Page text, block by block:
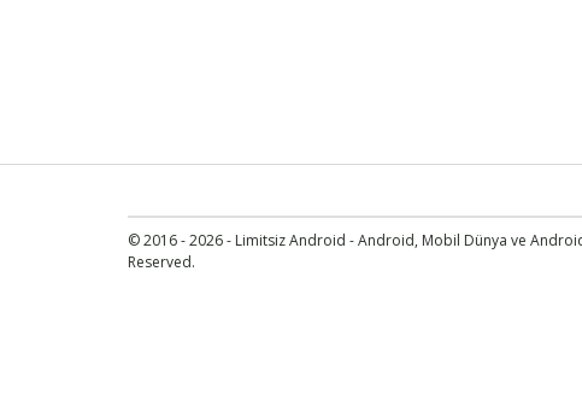
© 2016 - 2026 - Limitsiz Android - Android, Mobil Dünya ve
Reserved.